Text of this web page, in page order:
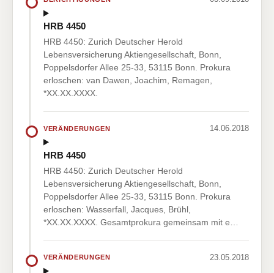
HRB 4450
HRB 4450: Zurich Deutscher Herold
Lebensversicherung Aktiengesellschaft, Bonn,
Poppelsdorfer Allee 25-33, 53115 Bonn. Prokura
erloschen: van Dawen, Joachim, Remagen,
*XX.XX.XXXX.
VERÄNDERUNGEN 14.06.2018
HRB 4450
HRB 4450: Zurich Deutscher Herold
Lebensversicherung Aktiengesellschaft, Bonn,
Poppelsdorfer Allee 25-33, 53115 Bonn. Prokura
erloschen: Wasserfall, Jacques, Brühl,
*XX.XX.XXXX. Gesamtprokura gemeinsam mit e…
VERÄNDERUNGEN 23.05.2018